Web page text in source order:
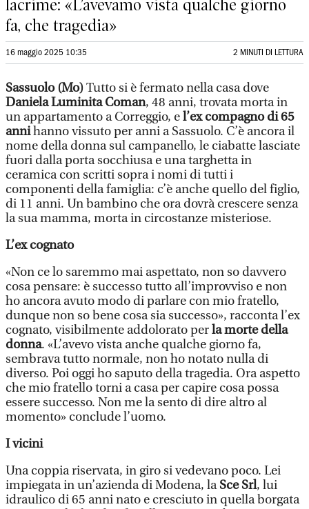
lacrime: «L’avevamo vista qualche giorno
fa, che tragedia»
16 maggio 2025 10:35 2 MINUTI DI LETTURA
Sassuolo (Mo)Tutto si è fermato nella casa dove
Daniela Luminita Coman, 48 anni, trovata morta in
un appartamento a Correggio, el’ex compagno di 65
annihanno vissuto per anni a Sassuolo. C’è ancora il
nome della donna sul campanello, le ciabatte lasciate
fuori dalla porta socchiusa e una targhetta in
ceramica con scritti sopra i nomi di tutti i
componenti della famiglia: c’è anche quello del figlio,
di 11 anni. Un bambino che ora dovrà crescere senza
la sua mamma, morta in circostanze misteriose.
L’ex cognato
«Non ce lo saremmo mai aspettato, non so davvero
cosa pensare: è successo tutto all’improvviso e non
ho ancora avuto modo di parlare con mio fratello,
dunque non so bene cosa sia successo», racconta l’ex
cognato, visibilmente addolorato perla morte della
donna. «L’avevo vista anche qualche giorno fa,
sembrava tutto normale, non ho notato nulla di
diverso. Poi oggi ho saputo della tragedia. Ora aspetto
che mio fratello torni a casa per capire cosa possa
essere successo. Non me la sento di dire altro al
momento» conclude l’uomo.
I vicini
Una coppia riservata, in giro si vedevano poco. Lei
impiegata in un’azienda di Modena, laSce Srl, lui
idraulico di 65 anni nato e cresciuto in quella borgata